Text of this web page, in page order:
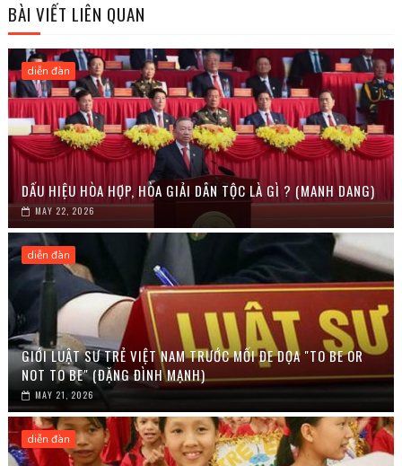
BÀI VIẾT LIÊN QUAN
diễn đàn
DẤU HIỆU HÒA HỢP, HÒA GIẢI DÂN TỘC LÀ GÌ ? (MANH DANG)
MAY 22, 2026
diễn đàn
GIỚI LUẬT SƯ TRẺ VIỆT NAM TRƯỚC MỐI ĐE DỌA "TO BE OR
NOT TO BE" (ĐẶNG ĐÌNH MẠNH)
MAY 21, 2026
diễn đàn